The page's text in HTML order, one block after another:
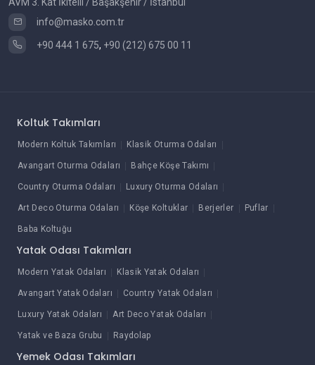
AVM 3. Kat İkitelli / Başakşehir / İstanbul
info@masko.com.tr
+90 444 1 675, +90 (212) 675 00 11
Koltuk Takımları
Modern Koltuk Takımları Klasik Oturma Odaları
Avangart Oturma Odaları Bahçe Köşe Takımı
Country Oturma Odaları Luxury Oturma Odaları
Art Deco Oturma Odaları Köşe Koltuklar Berjerler Puflar
Baba Koltuğu
Yatak Odası Takımları
Modern Yatak Odaları Klasik Yatak Odaları
Avangart Yatak Odaları Country Yatak Odaları
Luxury Yatak Odaları Art Deco Yatak Odaları
Yatak ve Baza Grubu Raydolap
Yemek Odası Takımları